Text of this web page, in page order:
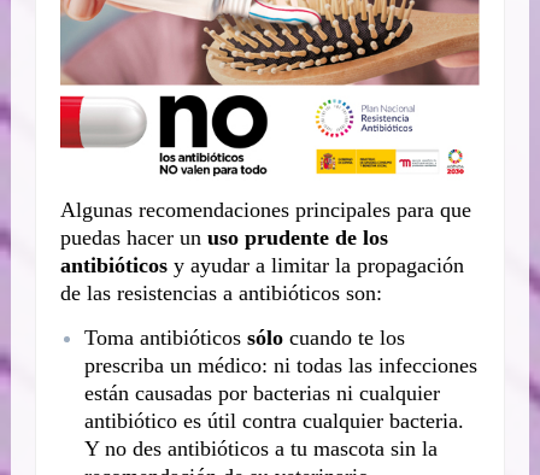
Algunas recomendaciones principales para que
puedas hacer un uso prudente de los
antibióticosy ayudar a limitar la propagación
de las resistencias a antibióticos son:
Toma antibióticos sólocuando te los
prescriba un médico: ni todas las infecciones
están causadas por bacterias ni cualquier
antibiótico es útil contra cualquier bacteria.
Y no des antibióticos a tu mascota sin la